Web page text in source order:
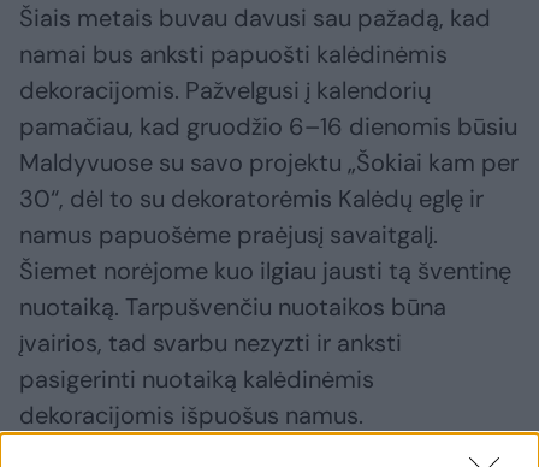
Šiais metais buvau davusi sau pažadą, kad
namai bus anksti papuošti kalėdinėmis
dekoracijomis. Pažvelgusi į kalendorių
pamačiau, kad gruodžio 6–16 dienomis būsiu
Maldyvuose su savo projektu „Šokiai kam per
30“, dėl to su dekoratorėmis Kalėdų eglę ir
namus papuošėme praėjusį savaitgalį.
Šiemet norėjome kuo ilgiau jausti tą šventinę
nuotaiką. Tarpušvenčiu nuotaikos būna
įvairios, tad svarbu nezyzti ir anksti
pasigerinti nuotaiką kalėdinėmis
dekoracijomis išpuošus namus.